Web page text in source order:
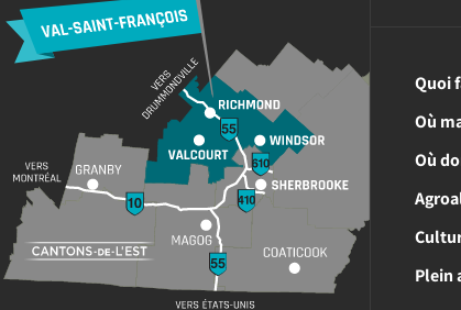
Quoi
Où
Où
Plein